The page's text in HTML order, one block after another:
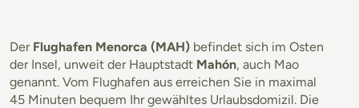
Der Flughafen Menorca (MAH) befindet sich im Osten
der Insel, unweit der Hauptstadt Mahón, auch Mao
genannt. Vom Flughafen aus erreichen Sie in maximal
45 Minuten bequem Ihr gewähltes Urlaubsdomizil. Die